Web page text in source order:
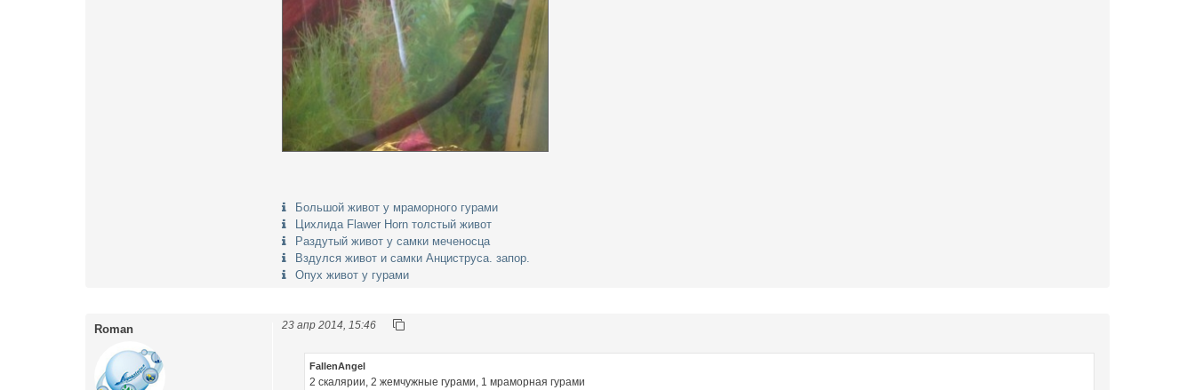
Большой живот у мраморного гурами
Цихлида Flawer Horn толстый живот
Раздутый живот у самки меченосца
Вздулся живот и самки Анциструса. запор.
Опух живот у гурами
Roman 23 апр 2014, 15:46
FallenAngel
2 скалярии, 2 жемчужные гурами, 1 мраморная гурами